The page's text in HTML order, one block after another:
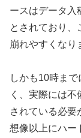
ースはデータ入
とされており、
崩れやすくなり
しかも10時ま
く、実際には
されている必要
想像以上にハー